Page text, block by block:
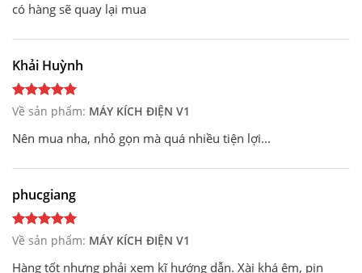
có hàng sẽ quay lại mua
Khải Huỳnh
Về sản phẩm: MÁY KÍCH ĐIỆN V1
Nên mua nha, nhỏ gọn mà quá nhiều tiện lợi...
phucgiang
Về sản phẩm: MÁY KÍCH ĐIỆN V1
Hàng tốt nhưng phải xem kĩ hướng dẫn. Xài khá êm, pin